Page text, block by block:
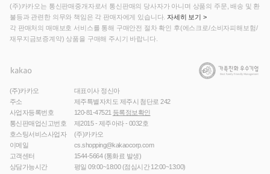
(주)카카오는 통신판매중개자로서 통신판매의 당사자가 아니며 상품의 주문, 배송 및 환
불등과 관련한 의무와 책임은 각 판매자에게 있습니다. 자세히 보기 >
각 판매처의 매매보호 서비스를 통해 구매안전 절차 확인 후(에스크로/소비자피해보험/
재무지금보증계약) 상품을 구매해 주시기 바랍니다.
(주)카카오
대표이사 정신아
주소
제주특별자치도 제주시 첨단로 242
사업자등록번호
120-81-47521 등록정보확인
통신판매업신고번호
제2015 - 제주아라 - 0032호
호스팅서비스사업자
(주)카카오
이메일
cs.shopping@kakaocorp.com
고객센터
1544-5664(통화료 발생)
상담가능시간
평일 09:00~18:00 (점심시간 12:00~13:00)